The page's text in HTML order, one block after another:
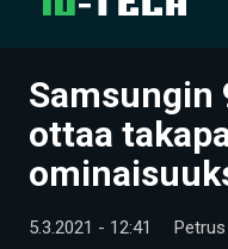
UUTISET
ARTIKKELIT
VIDEOT
Samsungin
ottaa
5.3.2021 - 12:41